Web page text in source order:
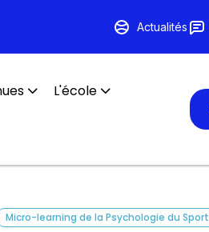
Actualités
L'école